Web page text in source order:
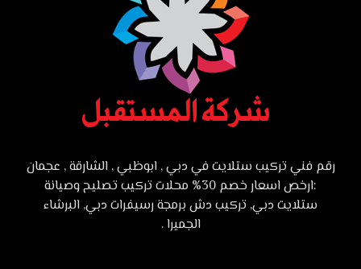
رقم فني تركيب ستلايت في دبي , ابوظبي , الشارقة , عجمان
:ارخص اسعار خصم 30% محلات تركيب تصليح وصيانة
ستلايت دبي, تركيب دش برمجة رسيفرات دبي, البرشاء
الجميرا .